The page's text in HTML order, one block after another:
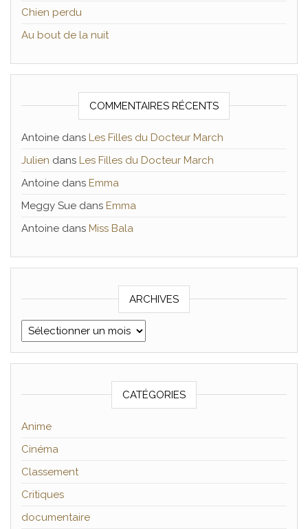
Chien perdu
Au bout de la nuit
COMMENTAIRES RÉCENTS
Antoine dans Les Filles du Docteur March
Julien dans Les Filles du Docteur March
Antoine dans Emma
Meggy Sue dans Emma
Antoine dans Miss Bala
ARCHIVES
Archives
CATÉGORIES
Anime
Cinéma
Classement
Critiques
documentaire